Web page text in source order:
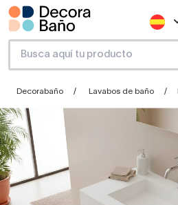
Decorabaño Lavabos de baño